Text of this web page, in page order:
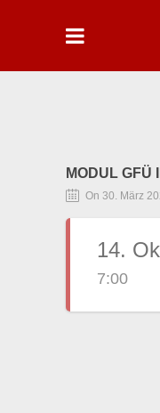
MODUL GFÜ
On 30. März
14.
7:00